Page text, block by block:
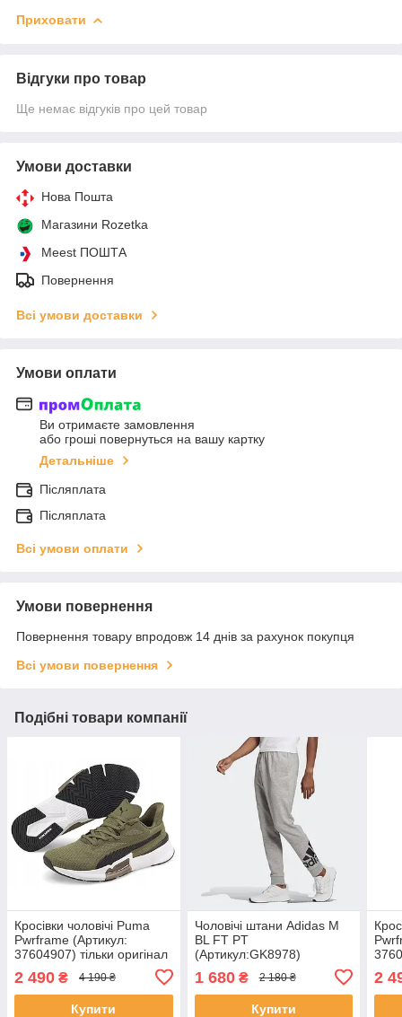
Приховати
Відгуки про товар
Ще немає відгуків про цей товар
Умови доставки
Нова Пошта
Магазини Rozetka
Meest ПОШТА
Повернення
Всі умови доставки
Умови оплати
Ви отримаєте замовлення
або гроші повернуться на вашу картку
Детальніше
Післяплата
Післяплата
Всі умови оплати
Умови повернення
Повернення товару впродовж 14 днів за рахунок покупця
Всі умови повернення
Подібні товари компанії
Кросівки чоловічі Puma
Pwrframe (Артикул:
37604907) тільки оригінал
2 490 ₴ 4 190 ₴
Купити
Чоловічі штани Adidas M
BL FT PT
(Артикул:GK8978)
1 680₴ 2 180 ₴
Купити
2